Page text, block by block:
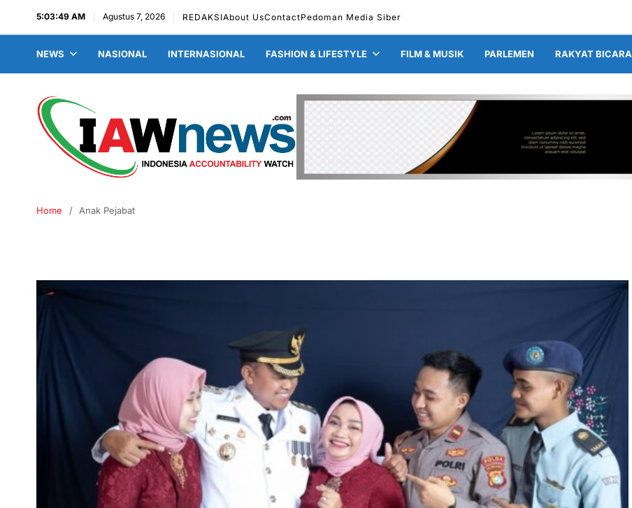
5:03:50 AM Agustus 7, 2026 REDAKSIAbout UsContactPedoman Media Siber
NEWS NASIONAL INTERNASIONAL FASHION & LIFESTYLE FILM & MUSIK PARLEMEN RAKYAT BICARA
Home Anak Pejabat